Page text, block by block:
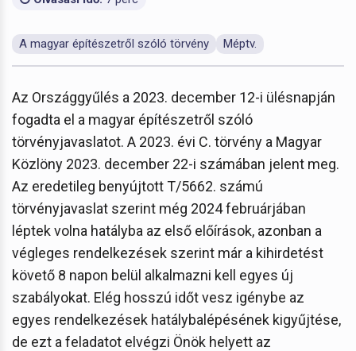
A magyar építészetről szóló törvény Méptv.
Az Országgyűlés a 2023. december 12-i ülésnapján
fogadta el a magyar építészetről szóló
törvényjavaslatot. A 2023. évi C. törvény a Magyar
Közlöny 2023. december 22-i számában jelent meg.
Az eredetileg benyújtott T/5662. számú
törvényjavaslat szerint még 2024 februárjában
léptek volna hatályba az első előírások, azonban a
végleges rendelkezések szerint már a kihirdetést
követő 8 napon belül alkalmazni kell egyes új
szabályokat. Elég hosszú időt vesz igénybe az
egyes rendelkezések hatálybalépésének kigyűjtése,
de ezt a feladatot elvégzi Önök helyett az